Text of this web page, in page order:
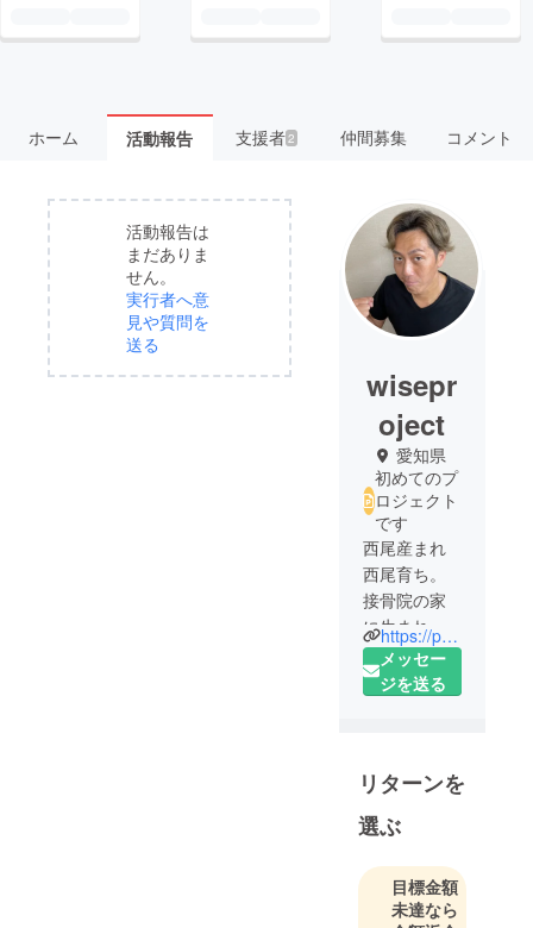
ホーム 活動報告 支援者2 仲間募集 コメント
活動報告は
まだありま
せん。
実行者へ意
見や質問を
送る
wisepr
oject
愛知県
初めてのプ
ロジェクト
です
西尾産まれ
西尾育ち。
接骨院の家
に生まれ免
許を取り安
城で独立開
トレーニン
グ、幼児・
小学生の運
動教室、デ
イサービス
を展開。
https://pb-project.net
メッセー
ジを送る
リターンを
選ぶ
目標金額
未達なら